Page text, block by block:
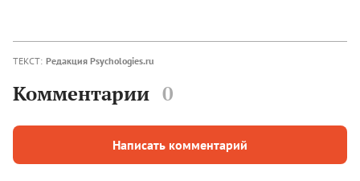
ТЕКСТ: Редакция Psychologies.ru
Комментарии 0
Написать комментарий